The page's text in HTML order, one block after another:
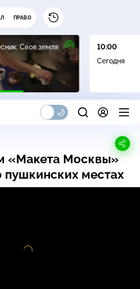
ПРАВО
Своя земля
16+
10:00
Сегодня
«Макета Москвы»
пушкинских местах
Видео